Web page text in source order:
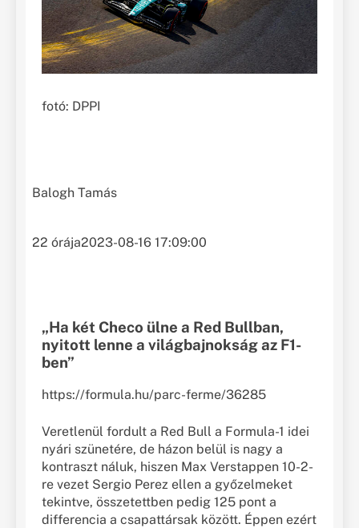
fotó: DPPI
Balogh Tamás
22 órája2023-08-16 17:09:00
„Ha két Checo ülne a Red Bullban,
nyitott lenne a világbajnokság az F1-
ben”
https://formula.hu/parc-ferme/36285
Veretlenül fordult a Red Bull a Formula-1 idei
nyári szünetére, de házon belül is nagy a
kontraszt náluk, hiszen Max Verstappen 10-2-
re vezet Sergio Perez ellen a győzelmeket
tekintve, összetettben pedig 125 pont a
differencia a csapattársak között. Éppen ezért